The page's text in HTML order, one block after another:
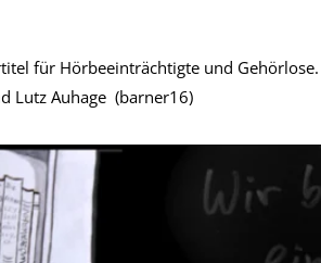
für Hörbeeinträchtigte und Gehörlose.
Lutz Auhage (barner16)